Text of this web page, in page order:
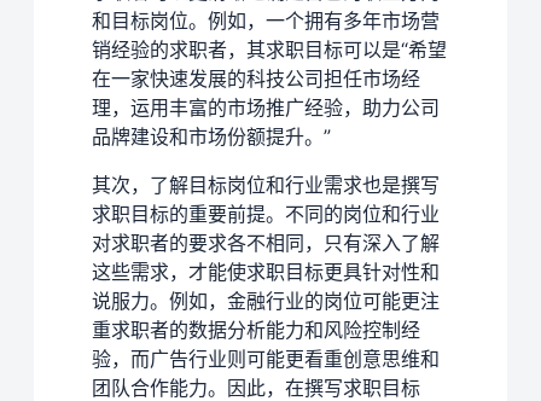
和目标岗位。例如，一个拥有多年市场营
销经验的求职者，其求职目标可以是“希望
在一家快速发展的科技公司担任市场经
理，运用丰富的市场推广经验，助力公司
品牌建设和市场份额提升。”
其次，了解目标岗位和行业需求也是撰写
求职目标的重要前提。不同的岗位和行业
对求职者的要求各不相同，只有深入了解
这些需求，才能使求职目标更具针对性和
说服力。例如，金融行业的岗位可能更注
重求职者的数据分析能力和风险控制经
验，而广告行业则可能更看重创意思维和
团队合作能力。因此，在撰写求职目标